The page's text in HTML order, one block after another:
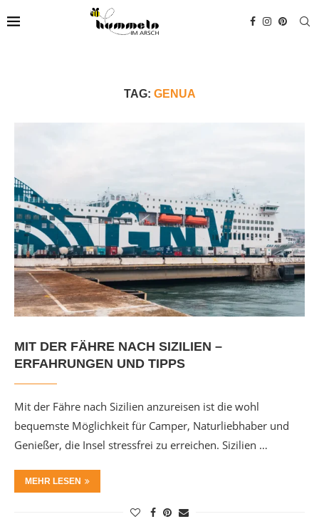
TAG: GENUA
MIT DER FÄHRE NACH SIZILIEN –
ERFAHRUNGEN UND TIPPS
Mit der Fähre nach Sizilien anzureisen ist die wohl
bequemste Möglichkeit für Camper, Naturliebhaber und
Genießer, die Insel stressfrei zu erreichen. Sizilien …
MEHR LESEN